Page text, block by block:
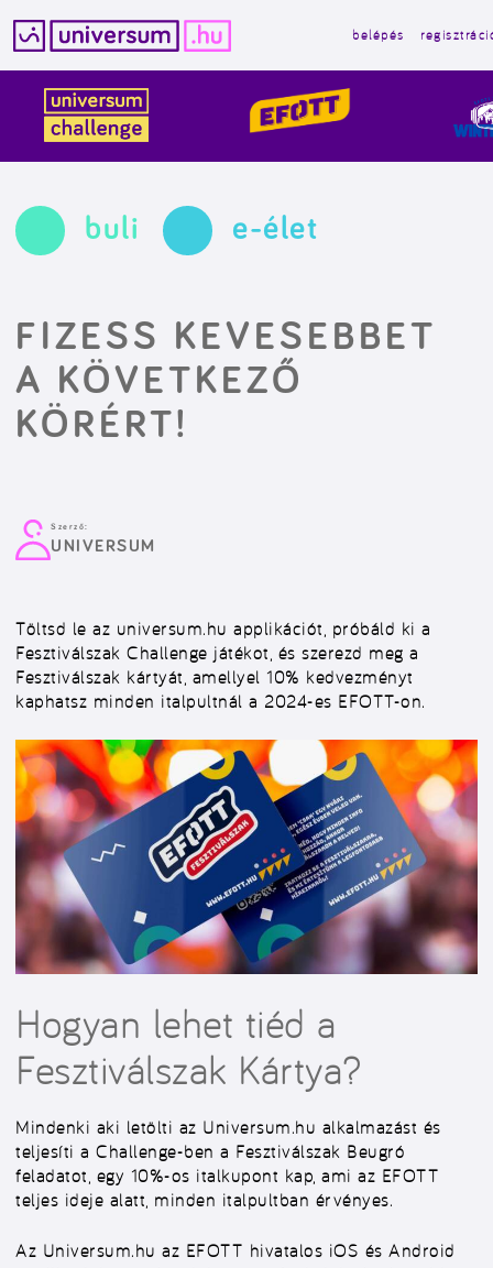
tartalomba
belépés
buli e-élet
FIZESS KEVESEBBET
A KÖVETKEZŐ
KÖRÉRT!
Szerző:
UNIVERSUM
Töltsd le az universum.hu applikációt, próbáld ki a
Fesztiválszak Challenge játékot, és szerezd meg a
Fesztiválszak kártyát, amellyel 10% kedvezményt
kaphatsz minden italpultnál a 2024-es EFOTT-on.
Hogyan lehet tiéd a
Fesztiválszak Kártya?
Mindenki aki letölti az Universum.hu alkalmazást és
teljesíti a Challenge-ben a Fesztiválszak Beugró
feladatot, egy 10%-os italkupont kap, ami az EFOTT
teljes ideje alatt, minden italpultban érvényes.
Az Universum.hu az EFOTT hivatalos iOS és Android